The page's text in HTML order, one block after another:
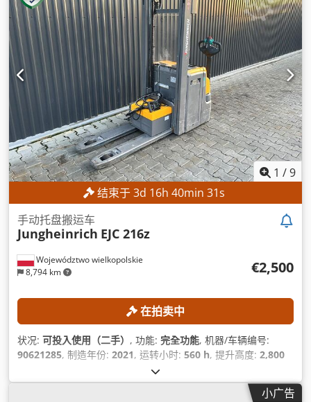
1 /9
结束于3d 16h 40min 29s
Województwo wielkopolskie
8,794 km
手动托盘搬运车
Jungheinrich EJC 216z
€2,500
在拍卖中
状况: 可投入使用（二手） , 功能: 完全功能, 机器/车辆编号:
90621285, 制造年份: 2021, 运转小时: 560 h, 提升高度: 2,800
小广告